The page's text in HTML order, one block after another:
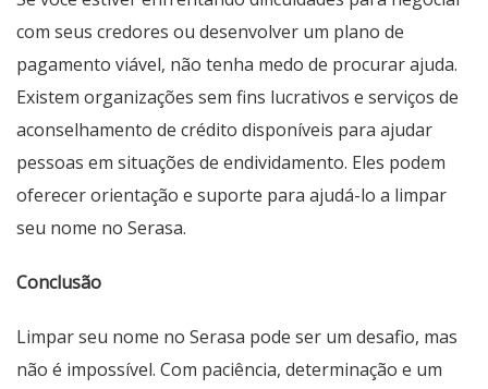
com seus credores ou desenvolver um plano de
pagamento viável, não tenha medo de procurar ajuda.
Existem organizações sem fins lucrativos e serviços de
aconselhamento de crédito disponíveis para ajudar
pessoas em situações de endividamento. Eles podem
oferecer orientação e suporte para ajudá-lo a limpar
seu nome no Serasa.
Conclusão
Limpar seu nome no Serasa pode ser um desafio, mas
não é impossível. Com paciência, determinação e um